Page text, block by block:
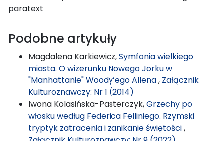
paratext
Podobne artykuły
Magdalena Karkiewicz,Symfonia wielkiego
miasta. O wizerunku Nowego Jorku w
"Manhattanie" Woody’ego Allena, Załącznik
Kulturoznawczy: Nr 1 (2014)
Iwona Kolasińska-Pasterczyk,Grzechy po
włosku według Federica Felliniego. Rzymski
tryptyk zatracenia i zanikanie świętości,